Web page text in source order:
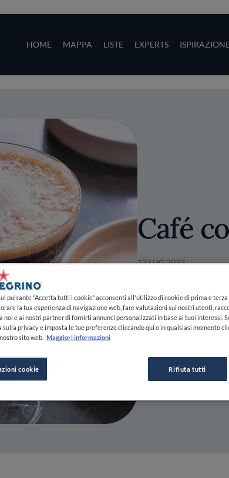
HOME MAPPA LISTE EXPERTS
Café
13 LUG 2023
DA
FINE DINING
REDAZIONE
pulsante "Accetta tutti i cookie" acconsenti all'utilizzo di cookie di prima e
la tua esperienza di navigazione web, fare valutazioni sui nostri utenti,
noi e ai nostri partner di fornirti annunci personalizzati in base ai tuoi interessi.
privacy e imposta le tue preferenze cliccando qui o in qualsiasi momento
sito web. Maggiori informazioni
cookie Rifiuta tutti